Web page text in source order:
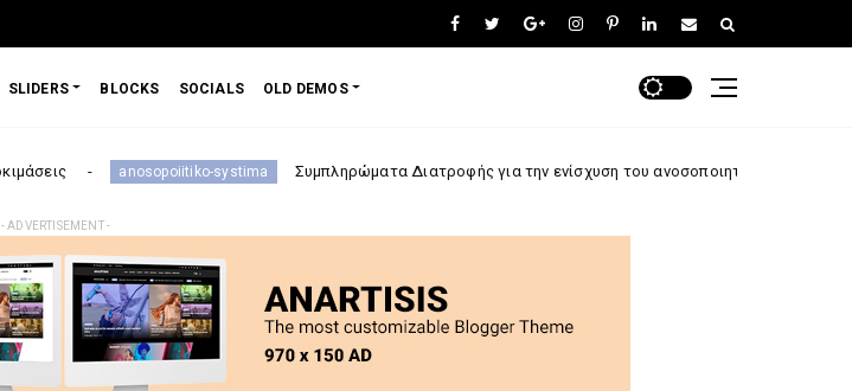
SLIDERS BLOCKS SOCIALS OLD DEMOS
anosopoiitiko-systima Συμπληρώματα Διατροφής για την ενίσχυση του ανοσοποιητικού που πρέπει να
- ADVERTISEMENT -